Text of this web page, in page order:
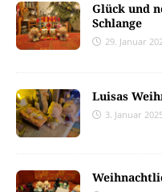
Glück und
Schlange
29. Januar
Luisas
3. Januar